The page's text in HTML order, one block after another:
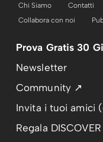
Chi Siamo Contatti
Collabora con noi
Prova Gratis 30
Newsletter
Community ↗
Invita i tuoi amici
Regala DISCOVER